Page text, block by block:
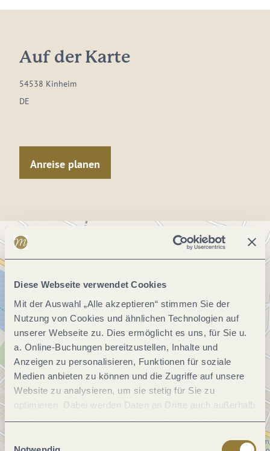
Diese Webseite verwendet Cookies
Mit der Auswahl „Alle akzeptieren“ stimmen Sie der
Nutzung von Cookies und ähnlichen Technologien auf
unserer Webseite zu. Dies ermöglicht es uns, für Sie u.
a. Online-Buchungen bereitzustellen, Inhalte und
Anzeigen zu personalisieren, Funktionen für soziale
Medien anbieten zu können und die Zugriffe auf unsere
Website zu analysieren, um sie stetig für Sie zu
optimieren. Dabei werden Daten an Dritte auch außerhalb
der Europäischen Union weitergegeben und dort
jederzeit widerrufen werden. Mit der Auswahl "Alle
Einwilligungsauswahl
Auf der Karte
54538 Kinheim
DE
Anreise planen